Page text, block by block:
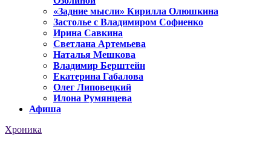
«Задние мысли» Кирилла Олюшкина
Застолье с Владимиром Софиенко
Ирина Савкина
Светлана Артемьева
Наталья Мешкова
Владимир Берштейн
Екатерина Габалова
Олег Липовецкий
Илона Румянцева
Афиша
Хроника